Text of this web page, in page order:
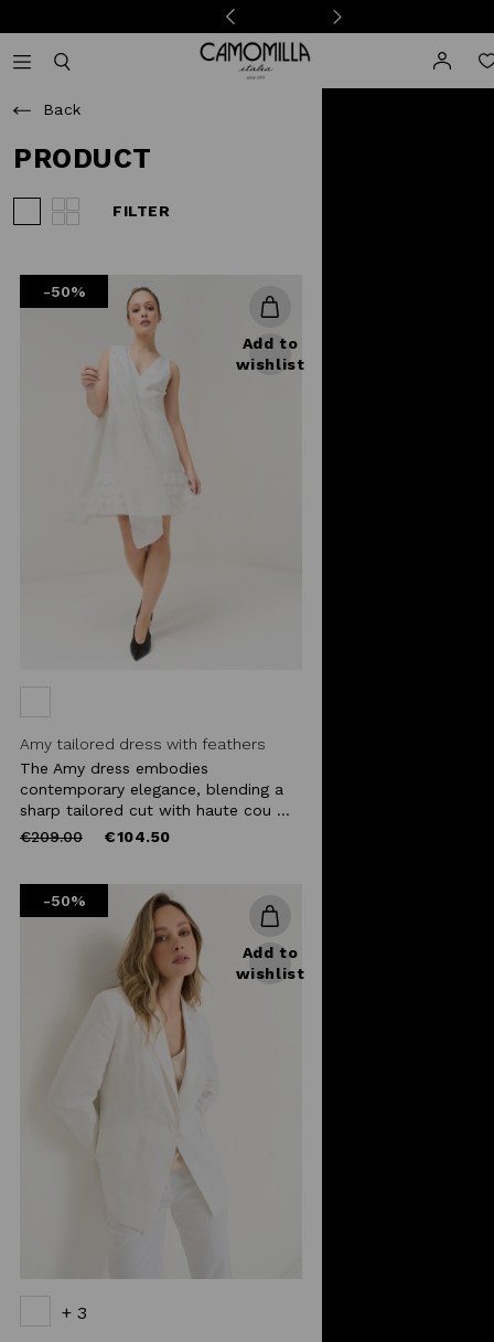
Camomilla Italia®
Back
PRODUCT
FILTER
-50%
Add to
wishlist
Amy tailored dress with feathers
The Amy dress embodies
contemporary elegance, blending a
sharp tailored cut with haute cou ...
Price
€209.00to €104.50
-50%
Add to
wishlist
+ 3